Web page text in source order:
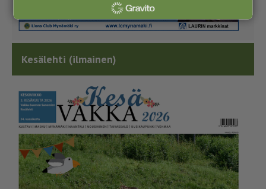
Kesälehti (ilmainen)